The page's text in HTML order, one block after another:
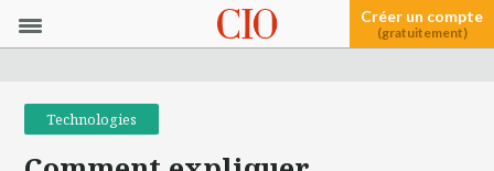
Créer un compte
(gratuitement)
Technologies